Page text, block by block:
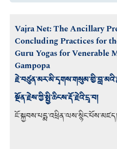
Vajra Net: The Ancillary
Concluding Practices for
Guru Yogas for Venerable
Gampopa
སྔོན་རྗེས་ཀྱི་སྤྱི་ཆིངས་རྡོ་རྗེའི་དྲྭ་བ།